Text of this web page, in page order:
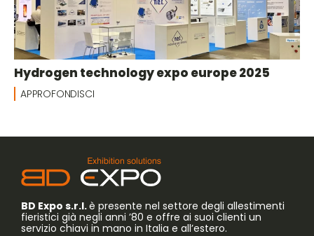
Hydrogen technology expo europe 2025
APPROFONDISCI
BD Expo s.r.l.è presente nel settore degli allestimenti
fieristici già negli anni ’80 e offre ai suoi clienti un
servizio chiavi in mano in Italia e all’estero.